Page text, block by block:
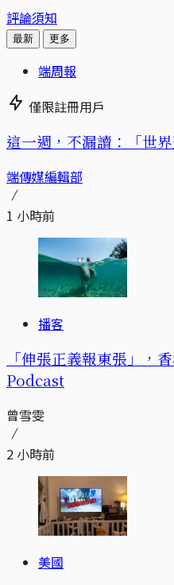
評論須知
最新 更多
端周報
僅限註冊用戶
這一週，不漏讀：「世
端傳媒編輯部
1 小時前
播客
「伸張正義報東張」，
Podcast
曾雪雯
2 小時前
美國